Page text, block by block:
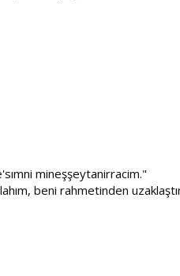
mineşşeytanirracim."
beni rahmetinden